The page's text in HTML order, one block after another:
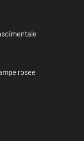
rosee